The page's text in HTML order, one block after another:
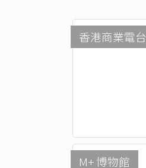
香港商業電台
M+ 博物館